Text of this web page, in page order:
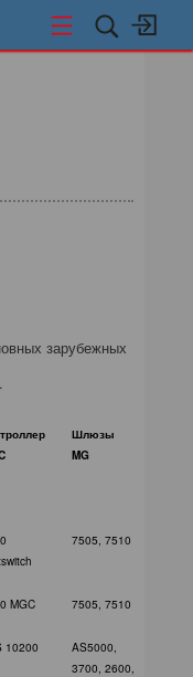
И ТЕЛЕКОММУНИКАЦИИ
ИССЛЕДОВАНИЯ
зарубежных
Шлюзы
MG
7505, 7510
MGC 7505, 7510
10200
AS5000,
3700, 2600,